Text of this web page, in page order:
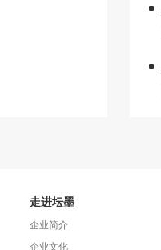
走进坛墨
企业简介
企业文化